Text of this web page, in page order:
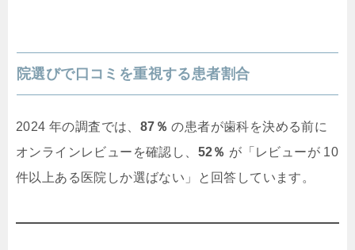
院選びで口コミを重視する患者割合
2024 年の調査では、 87％ の患者が歯科を決める前に
オンラインレビューを確認し、 52％ が「レビューが 10
件以上ある医院しか選ばない」と回答しています。